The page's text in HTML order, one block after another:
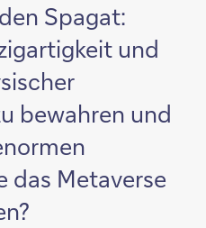
Spagat:
und
bewahren und
das Metaverse